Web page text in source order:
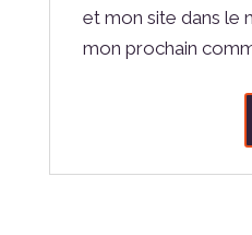
et mon site dans le
mon prochain